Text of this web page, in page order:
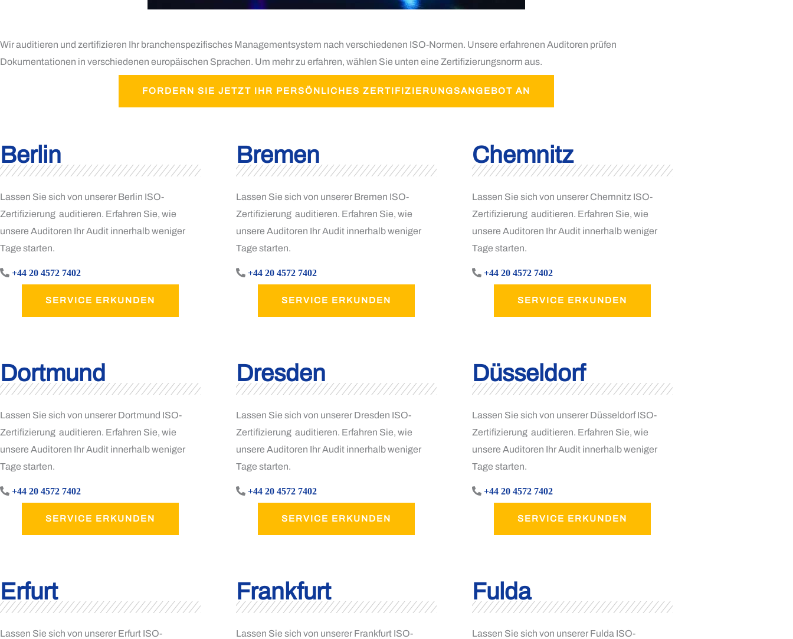
Wir auditieren und zertifizieren Ihr branchenspezifisches Managementsystem nach verschiedenen ISO-Normen. Unsere erfahrenen Auditoren prüfen
Dokumentationen in verschiedenen europäischen Sprachen. Um mehr zu erfahren, wählen Sie unten eine Zertifizierungsnorm aus.
FORDERN SIE JETZT IHR PERSÖNLICHES ZERTIFIZIERUNGSANGEBOT AN
Berlin
Lassen Sie sich von unserer Berlin ISO-
Zertifizierung auditieren. Erfahren Sie, wie
unsere Auditoren Ihr Audit innerhalb weniger
Tage starten.
+44 20 4572 7402
SERVICE ERKUNDEN
Bremen
Lassen Sie sich von unserer Bremen ISO-
Zertifizierung auditieren. Erfahren Sie, wie
unsere Auditoren Ihr Audit innerhalb weniger
Tage starten.
+44 20 4572 7402
SERVICE ERKUNDEN
Chemnitz
Lassen Sie sich von unserer Chemnitz ISO-
Zertifizierung auditieren. Erfahren Sie, wie
unsere Auditoren Ihr Audit innerhalb weniger
Tage starten.
+44 20 4572 7402
SERVICE ERKUNDEN
Dortmund
Lassen Sie sich von unserer Dortmund ISO-
Zertifizierung auditieren. Erfahren Sie, wie
unsere Auditoren Ihr Audit innerhalb weniger
Tage starten.
+44 20 4572 7402
SERVICE ERKUNDEN
Dresden
Lassen Sie sich von unserer Dresden ISO-
Zertifizierung auditieren. Erfahren Sie, wie
unsere Auditoren Ihr Audit innerhalb weniger
Tage starten.
+44 20 4572 7402
SERVICE ERKUNDEN
Düsseldorf
Lassen Sie sich von unserer Düsseldorf ISO-
Zertifizierung auditieren. Erfahren Sie, wie
unsere Auditoren Ihr Audit innerhalb weniger
Tage starten.
+44 20 4572 7402
SERVICE ERKUNDEN
Erfurt
Lassen Sie sich von unserer Erfurt ISO-
Frankfurt
Lassen Sie sich von unserer Frankfurt ISO-
Fulda
Lassen Sie sich von unserer Fulda ISO-